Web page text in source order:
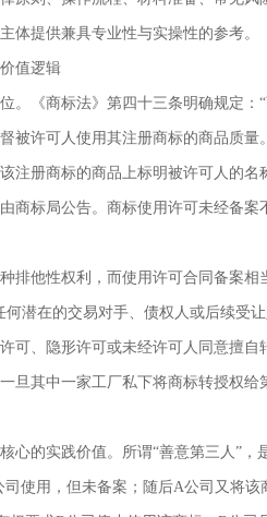
体提供兼具专业性与实操性的参考。
值逻辑
。《商标法》第四十三条明确规定：
被许可人使用其注册商标的商品质
注册商标的商品上标明被许可人的名
商标局公告。商标使用许可未经备
排他性权利，而使用许可合同备案相
潜在的交易对手、债权人或后续受
可、隐形许可或未经许可人同意擅
旦其中一家工厂私下将商标转授权给
心的实践价值。所谓“善意第三人”，
使用，但未备案；随后A公司又将